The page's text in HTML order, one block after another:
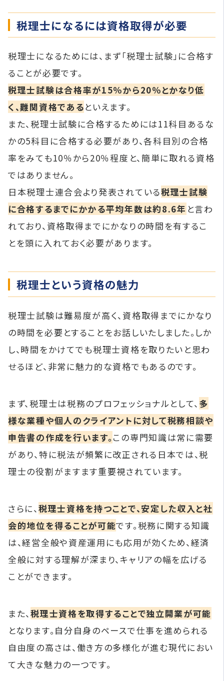
税理士になるには資格取得が必要
税理士になるためには、まず「税理士試験」に合格す
ることが必要です。
税理士試験は合格率が15％から20％とかなり低
く、難関資格であるといえます。
また、税理士試験に合格するためには11科目あるな
かの5科目に合格する必要があり、各科目別の合格
率をみても10％から20％程度と、簡単に取れる資格
ではありません。
日本税理士連合会より発表されている税理士試験
に合格するまでにかかる平均年数は約8.6年 と言わ
れており、資格取得までにかなりの時間を有するこ
とを頭に入れておく必要があります。
税理士という資格の魅力
税理士試験は難易度が高く、資格取得までにかなり
の時間を必要とすることをお話しいたしました。しか
し、時間をかけてでも税理士資格を取りたいと思わ
せるほど、非常に魅力的な資格でもあるのです。
まず、税理士は税務のプロフェッショナルとして、 多
様な業種や個人のクライアントに対して税務相談や
申告書の作成を行います。この専門知識は常に需要
があり、特に税法が頻繁に改正される日本では、税
理士の役割がますます重要視されています。
さらに、 税理士資格を持つことで、安定した収入と社
会的地位を得ることが可能です。税務に関する知識
は、経営全般や資産運用にも応用が効くため、経済
全般に対する理解が深まり、キャリアの幅を広げる
ことができます。
また、税理士資格を取得することで独立開業が可能
となります。自分自身のペースで仕事を進められる
自由度の高さは、働き方の多様化が進む現代におい
て大きな魅力の一つです。